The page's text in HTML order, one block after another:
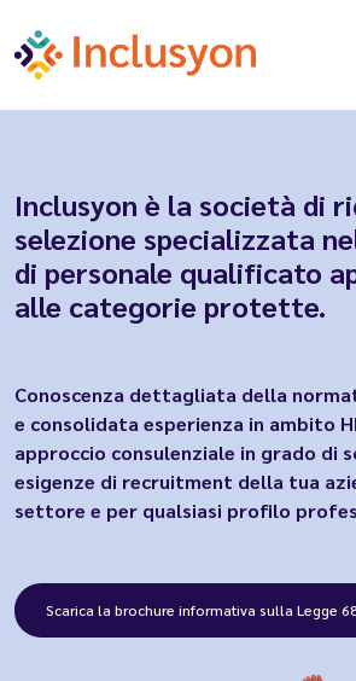
Inclusyon è la società di
selezione specializzata
di personale qualificato
alle categorie protette.
Conoscenza dettagliata della
e consolidata esperienza in ambito
approccio consulenziale in grado di
esigenze di recruitment della tua
settore e per qualsiasi profilo
Scarica la brochure informativa sulla Legge